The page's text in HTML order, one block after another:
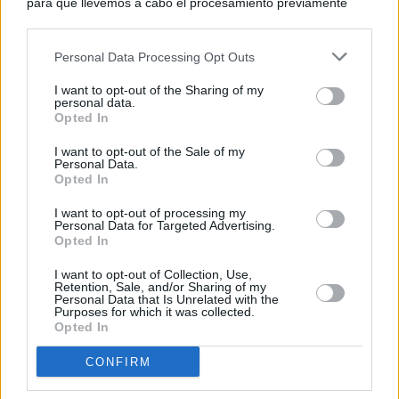
negar su consentimiento. Tenga en cuenta que algún
de su consentimiento, pero usted tiene el derecho de
rechazar tal procesamiento. Sus preferencias se aplicarán
cualquier momento entrando de nuevo en este sitio web o
visitando nuestra política de privacidad.
Personal Data Processing Opt Outs
I want to opt-out of the Sharing of my
personal data.
Opted In
I want to opt-out of the Sale of my
Personal Data.
Opted In
I want to opt-out of processing my
Personal Data for Targeted Advertising.
Opted In
I want to opt-out of Collection, Use,
Retention, Sale, and/or Sharing of my
Personal Data that Is Unrelated with the
Purposes for which it was collected.
Opted In
CONFIRM